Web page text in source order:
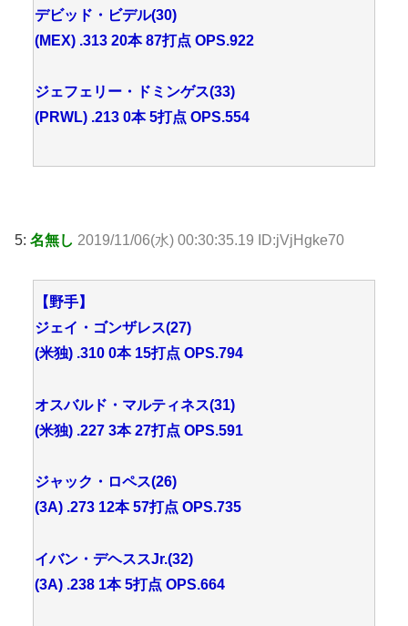
デビッド・ビデル(30)
(MEX) .313 20本 87打点 OPS.922
ジェフェリー・ドミンゲス(33)
(PRWL) .213 0本 5打点 OPS.554
5: 名無し 2019/11/06(水) 00:30:35.19 ID:jVjHgke70
【野手】
ジェイ・ゴンザレス(27)
(米独) .310 0本 15打点 OPS.794
オスバルド・マルティネス(31)
(米独) .227 3本 27打点 OPS.591
ジャック・ロペス(26)
(3A) .273 12本 57打点 OPS.735
イバン・デヘススJr.(32)
(3A) .238 1本 5打点 OPS.664